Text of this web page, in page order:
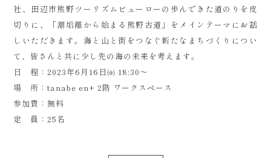
社、田辺市熊野ツーリズムビューローの歩んできた道のりを皮
切りに、「潮垢離から始まる熊野古道」をメインテーマにお話
しいただきます。海と山と街をつなぐ新たなまちづくりについ
て、皆さんと共に少し先の海の未来を考えます。
日 程：2023年6月16日㈮ 18:30～
場 所：tanabe en+ 2階 ワークスペース
参加費：無料
定 員：25名